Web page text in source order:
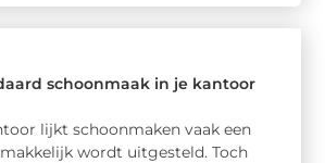
schoonmaak in je kantoor
lijkt schoonmaken vaak een
wordt uitgesteld. Toch